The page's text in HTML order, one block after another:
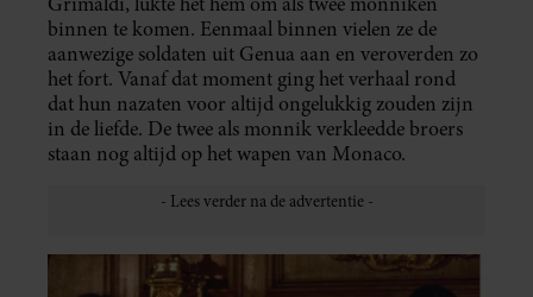
binnen te komen. Eenmaal binnen vielen ze de
aanwezige soldaten uit Genua aan en veroverden zo
het fort. Vanaf dat moment ging het verhaal rond
dat hun nazaten voor altijd ongelukkig zouden zijn
in de liefde. De twee als monnik verkleedde broers
staan nog altijd op het wapen van Monaco.